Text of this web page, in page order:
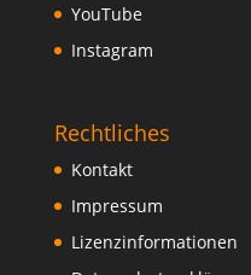
YouTube
Instagram
Rechtliches
Kontakt
Impressum
Lizenzinformationen